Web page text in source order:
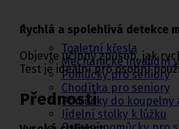
sebeobsluhu
Toaletní křesla
Mechanické invalidní
Pomůcky pro seniory
Chodítka pro seniory
Pomůcky do koupelny
Jídelní stolky k lůžku
Rychlá a spolehlivá detekce
Objevte účinný způsob, jak
Test je ideální pro osobní
Přednosti